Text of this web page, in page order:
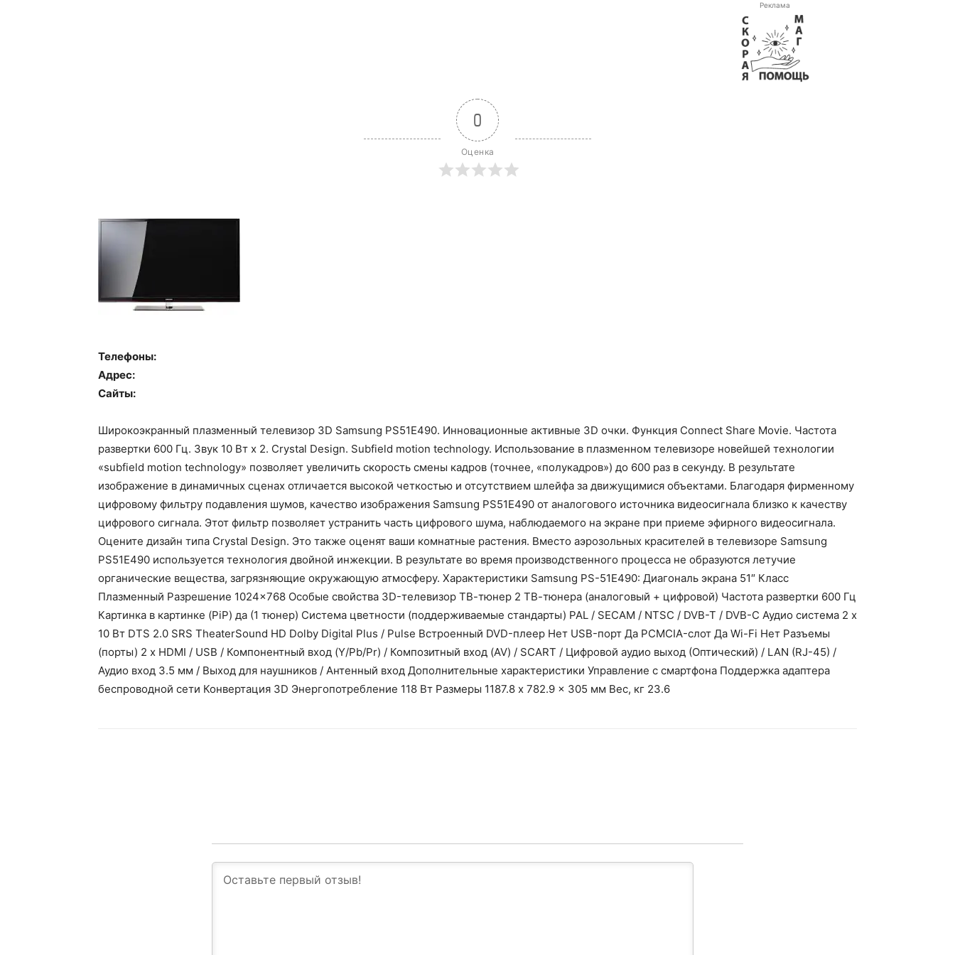
Реклама
0
Оценка
Телефоны:
Адрес:
Сайты:
Широкоэкранный плазменный телевизор 3D Samsung PS51E490. Инновационные активные 3D очки. Функция Connect Share Movie. Частота
развертки 600 Гц. Звук 10 Вт x 2. Crystal Design. Subfield motion technology. Использование в плазменном телевизоре новейшей технологии
«subfield motion technology» позволяет увеличить скорость смены кадров (точнее, «полукадров») до 600 раз в секунду. В результате
изображение в динамичных сценах отличается высокой четкостью и отсутствием шлейфа за движущимися объектами. Благодаря фирменному
цифровому фильтру подавления шумов, качество изображения Samsung PS51E490 от аналогового источника видеосигнала близко к качеству
цифрового сигнала. Этот фильтр позволяет устранить часть цифрового шума, наблюдаемого на экране при приеме эфирного видеосигнала.
Оцените дизайн типа Crystal Design. Это также оценят ваши комнатные растения. Вместо аэрозольных красителей в телевизоре Samsung
PS51E490 используется технология двойной инжекции. В результате во время производственного процесса не образуются летучие
органические вещества, загрязняющие окружающую атмосферу. Характеристики Samsung PS-51E490: Диагональ экрана 51″ Класс
Плазменный Разрешение 1024×768 Особые свойства 3D-телевизор ТВ-тюнер 2 ТВ-тюнера (аналоговый + цифровой) Частота развертки 600 Гц
Картинка в картинке (PiP) да (1 тюнер) Система цветности (поддерживаемые стандарты) PAL / SECAM / NTSC / DVB-T / DVB-C Аудио система 2 x
10 Вт DTS 2.0 SRS TheaterSound HD Dolby Digital Plus / Pulse Встроенный DVD-плеер Нет USB-порт Да PCMCIA-слот Да Wi-Fi Нет Разъемы
(порты) 2 x HDMI / USB / Компонентный вход (Y/Pb/Pr) / Композитный вход (AV) / SCART / Цифровой аудио выход (Оптический) / LAN (RJ-45) /
Аудио вход 3.5 мм / Выход для наушников / Антенный вход Дополнительные характеристики Управление с cмартфона Поддержка адаптера
беспроводной сети Конвертация 3D Энергопотребление 118 Вт Размеры 1187.8 x 782.9 x 305 мм Вес, кг 23.6